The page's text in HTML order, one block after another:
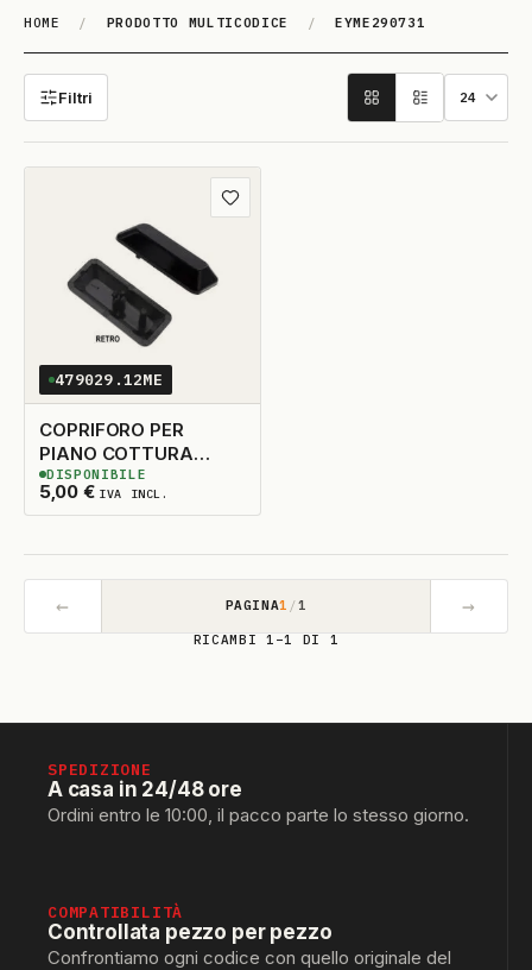
HOME / PRODOTTO MULTICODICE / EYME290731
EYME290731
Filtri
Aggiungi ai preferiti
479029.12ME
COPRIFORO PER
PIANO COTTURA
41X17
5,00 € IVA INCL.
20 DISPONIBILI
DISPONIBILE
← PAGINA1 /1 →
RICAMBI 1–1 DI 1
SPEDIZIONE
A casa in 24/48 ore
Ordini entro le 10:00, il pacco parte lo stesso giorno.
COMPATIBILITÀ
Controllata pezzo per pezzo
Confrontiamo ogni codice con quello originale del